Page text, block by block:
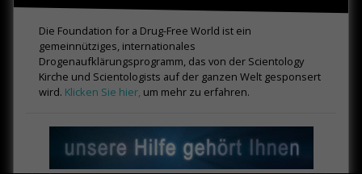
Die Foundation for a Drug-Free World ist ein
gemeinnütziges, internationales
Drogenaufklärungsprogramm, das von der Scientology
Kirche und Scientologists auf der ganzen Welt gesponsert
wird. Klicken Sie hier, um mehr zu erfahren.